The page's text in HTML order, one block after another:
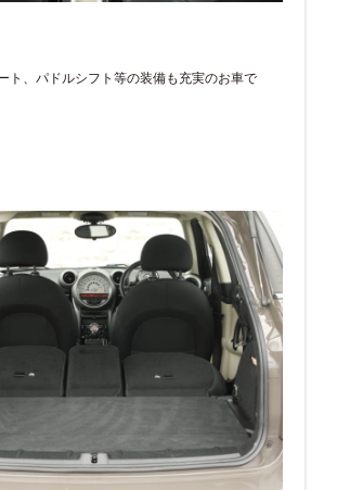
ト、パドルシフト等の装備も充実のお車で